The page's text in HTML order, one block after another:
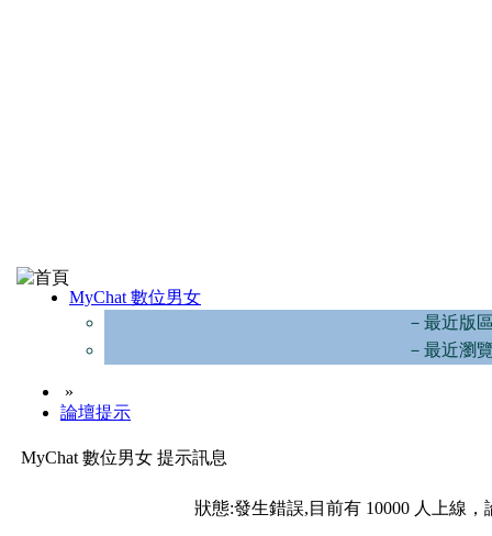
MyChat 數位男女
－最近版
－最近瀏
»
論壇提示
MyChat 數位男女 提示訊息
狀態:發生錯誤,目前有 10000 人上線